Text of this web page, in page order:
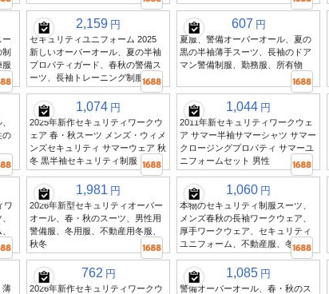
ー
制
服
2,159 円
セキュリティユニフォーム 2025
新しいオーバーオール、夏の半袖
プロパティガード、春秋の警備ス
ーツ、長袖トレーニング制服
607 円
夏服、警備オーバーオール、夏の
黒の半袖薄手スーツ、長袖のドア
マン警備制服、勤務服、所有物
の
1,074 円
2025年新作セキュリティワークウ
ェア 春・秋スーツ メンズ・ウィメ
ンズセキュリティ サマーウェア 秋
冬 黒半袖セキュリティ制服
1,044 円
2011年新セキュリティワークウェ
ア サマー半袖サマーシャツ サマー
クロージングプロパティ サマーユ
ニフォームセット 男性
ワ
1,981 円
2026年新型セキュリティオーバー
オール、春・秋のスーツ、男性用
警備服、冬用服、不動産用冬服、
秋冬
1,060 円
本物のセキュリティ制服スーツ、
メンズ春秋の長袖ワークウェア、
厚手ワークウェア、セキュリティ
ユニフォーム、不動産服、冬
薄
762 円
2026年新作セキュリティワークウ
1,085 円
警備オーバーオール、春・秋のス